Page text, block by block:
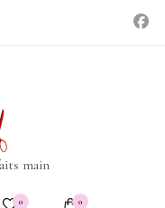
main
0 0